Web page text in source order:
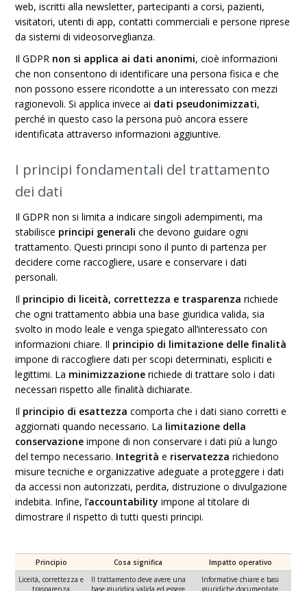
web, iscritti alla newsletter, partecipanti a corsi, pazienti,
visitatori, utenti di app, contatti commerciali e persone riprese
da sistemi di videosorveglianza.
Il GDPR non si applica ai dati anonimi, cioè informazioni
che non consentono di identificare una persona fisica e che
non possono essere ricondotte a un interessato con mezzi
ragionevoli. Si applica invece ai dati pseudonimizzati,
perché in questo caso la persona può ancora essere
identificata attraverso informazioni aggiuntive.
I principi fondamentali del trattamento
dei dati
Il GDPR non si limita a indicare singoli adempimenti, ma
stabilisce principi generali che devono guidare ogni
trattamento. Questi principi sono il punto di partenza per
decidere come raccogliere, usare e conservare i dati
personali.
Il principio di liceità, correttezza e trasparenza richiede
che ogni trattamento abbia una base giuridica valida, sia
svolto in modo leale e venga spiegato all’interessato con
informazioni chiare. Il principio di limitazione delle finalità
impone di raccogliere dati per scopi determinati, espliciti e
legittimi. La minimizzazione richiede di trattare solo i dati
necessari rispetto alle finalità dichiarate.
Il principio di esattezza comporta che i dati siano corretti e
aggiornati quando necessario. La limitazione della
conservazione impone di non conservare i dati più a lungo
del tempo necessario. Integrità e riservatezza richiedono
misure tecniche e organizzative adeguate a proteggere i dati
da accessi non autorizzati, perdita, distruzione o divulgazione
indebita. Infine, l’accountability impone al titolare di
dimostrare il rispetto di tutti questi principi.
Principio Cosa significa
Impatto operativo
Liceità, correttezza e
trasparenza
Il trattamento deve avere una
base giuridica valida ed essere
Informative chiare e basi
giuridiche documentate